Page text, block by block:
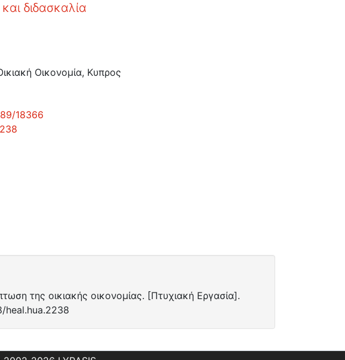
διδασκαλία
Οικονομία, Κυπρος
18366
της οικιακής οικονομίας. [Πτυχιακή Εργασία].
heal.hua.2238